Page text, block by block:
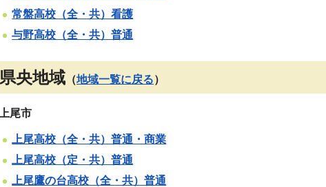
常盤高校（全・共）看護
与野高校（全・共）普通
県央地域 （地域一覧に戻る）
上尾市
上尾高校（全・共）普通・商業
上尾高校（定・共）普通
上尾鷹の台高校（全・共）普通